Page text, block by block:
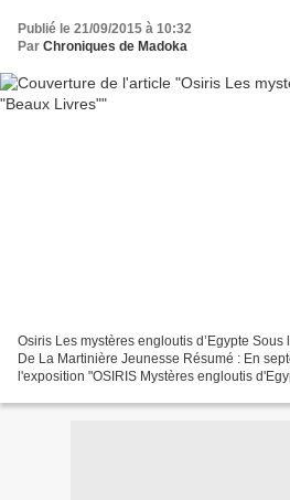
Publié le 21/09/2015 à 10:32
Par Chroniques de Madoka
Osiris Les mystères engloutis d’Egypte
De La Martinière Jeunesse Résumé : En
l'exposition "OSIRIS Mystères engloutis